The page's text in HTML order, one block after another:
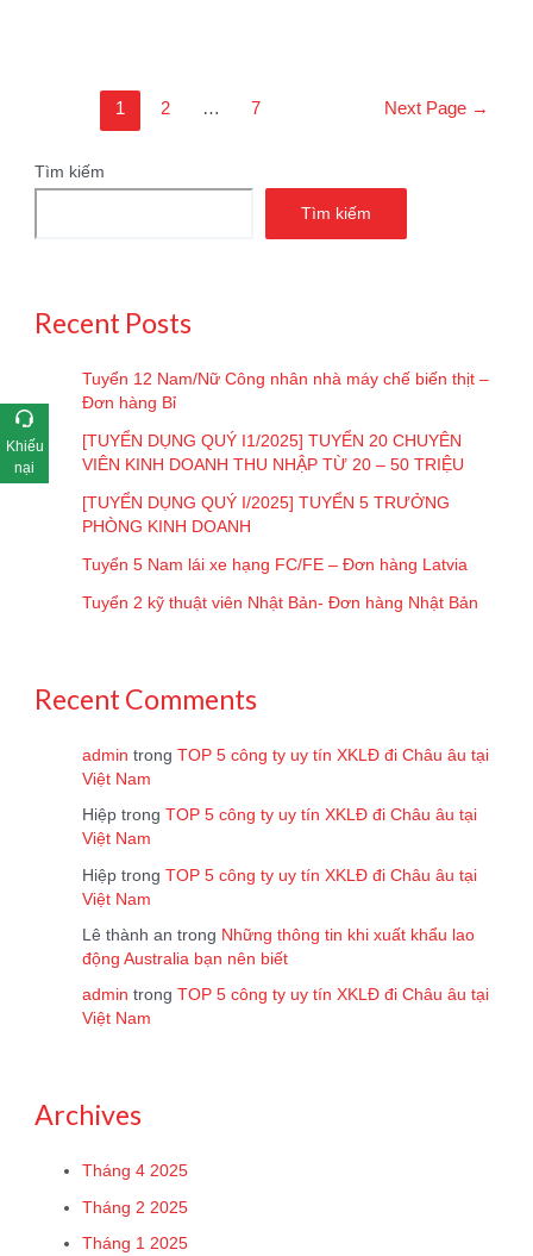
Úc
viết
1 2 … 7 Next Page →
Tìm kiếm
Tìm kiếm
Recent Posts
Tuyển 12 Nam/Nữ Công nhân nhà máy chế biến thịt –
Đơn hàng Bỉ
[TUYỂN DỤNG QUÝ I1/2025] TUYỂN 20 CHUYÊN
VIÊN KINH DOANH THU NHẬP TỪ 20 – 50 TRIỆU
[TUYỂN DỤNG QUÝ I/2025] TUYỂN 5 TRƯỞNG
PHÒNG KINH DOANH
Tuyển 5 Nam lái xe hạng FC/FE – Đơn hàng Latvia
Tuyển 2 kỹ thuật viên Nhật Bản- Đơn hàng Nhật Bản
Recent Comments
admin trongTOP 5 công ty uy tín XKLĐ đi Châu âu tại
Việt Nam
Hiệp trongTOP 5 công ty uy tín XKLĐ đi Châu âu tại
Việt Nam
Hiệp trongTOP 5 công ty uy tín XKLĐ đi Châu âu tại
Việt Nam
Lê thành an trong Những thông tin khi xuất khẩu lao
động Australia bạn nên biết
admin trongTOP 5 công ty uy tín XKLĐ đi Châu âu tại
Việt Nam
Archives
Tháng 4 2025
Tháng 2 2025
Tháng 1 2025
Khiếu
nại